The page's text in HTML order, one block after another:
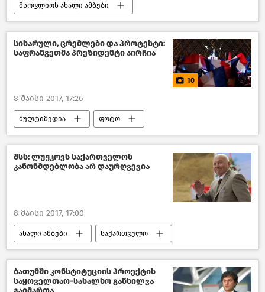
მსოფლიოს ახალი ამბები
სიხარული, ცრემლები და პროტესტი:
საფრანგეთმა პრეზიდენტი აირჩია
10
8 მაისი 2017, 17:26
მულტიმედია ფოტო
შსს: ლუჟკოვს საქართველოს
კანონმდებლობა არ დაურღვევია
8 მაისი 2017, 17:00
ახალი ამბები საქართველო
ბათუმში კონსტიტუციის პროექტის
საყოველთაო-სახალხო განხილვა